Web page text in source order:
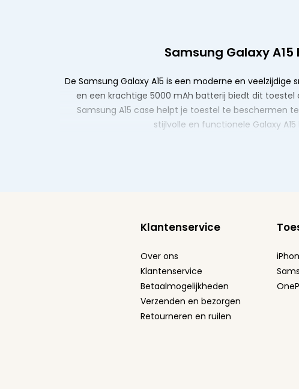
Samsung Galaxy
De Samsung Galaxy A15 is een moderne en
en een krachtige 5000 mAh batterij biedt dit toestel
Samsung A15 case helpt je toestel te beschermen
stijlvolle en functionele Galaxy
Klantenservice
Over ons
Klantenservice
Betaalmogelijkheden
Verzenden en bezorgen
Retourneren en ruilen